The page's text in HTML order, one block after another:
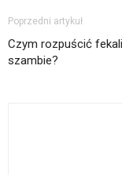
Poprzedni artykuł
Czym rozpuścić
szambie?